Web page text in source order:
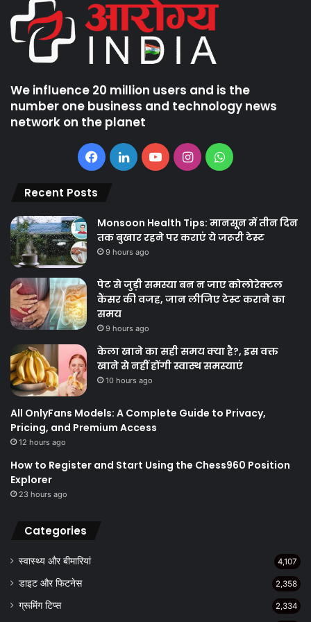
We influence 20 million users and is the
number one business and technology news
network on the planet
Facebook
LinkedInYouTubeInstagramWhatsApp
Recent Posts
Monsoon Health Tips: मानसून में तीन दिन
तक बुखार रहने पर कराएं ये जरूरी टेस्ट
9 hours ago
पेट से जुड़ी समस्या बन न जाए कोलोरेक्टल
कैंसर की वजह, जान लीजिए टेस्ट कराने का
समय
9 hours ago
केला खाने का सही समय क्‍या है?, इस वक्त
खाने से नहीं होंगी स्वास्थ समस्याएं
10 hours ago
All OnlyFans Models: A Complete Guide to Privacy,
Pricing, and Premium Access
12 hours ago
How to Register and Start Using the Chess960 Position
Explorer
23 hours ago
Categories
स्वास्थ्य और बीमारियां 4,107
डाइट और फिटनेस 2,358
ग्रूमिंग टिप्स 2,334